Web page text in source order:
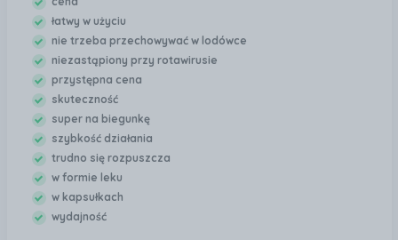
łatwy w użyciu
nie trzeba przechowywać w lodówce
niezastąpiony przy rotawirusie
przystępna cena
skuteczność
super na biegunkę
szybkość działania
trudno się rozpuszcza
w formie leku
w kapsułkach
wydajność